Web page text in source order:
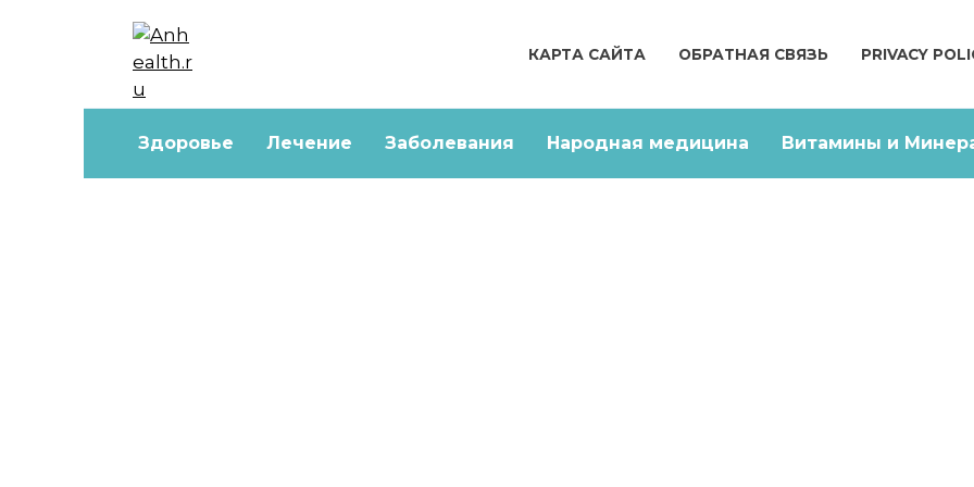
КАРТА САЙТА ОБРАТНАЯ СВЯЗЬ PRIVACY
Здоровье Лечение Заболевания Народная медицина Витамины и